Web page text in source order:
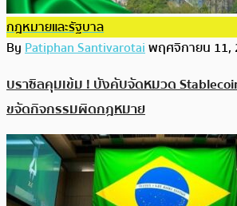
กฎหมายและรัฐบาล
ByPatiphan Santivarotaiพฤศจิกายน 11,
บราซิลคุมเข้ม ! บังคับจัดหมวด
ขจัดกิจกรรมผิดกฎหมาย